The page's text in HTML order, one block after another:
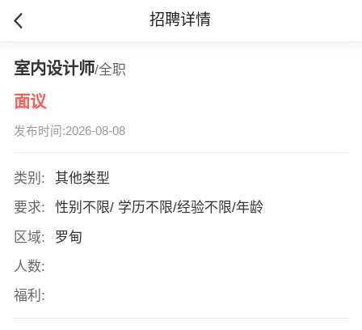
招聘详情
室内设计师/全职
面议
发布时间:2026-08-08
类别:
其他类型
要求:
性别不限/ 学历不限/经验不限/年龄
区域:
罗甸
人数:
福利: